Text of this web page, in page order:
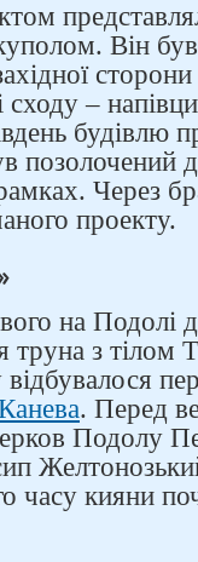
Він
–
будівлю
позолочений
Через
проекту.
на Подолі
труна з тілом
. Перед
Подолу
часу кияни
в